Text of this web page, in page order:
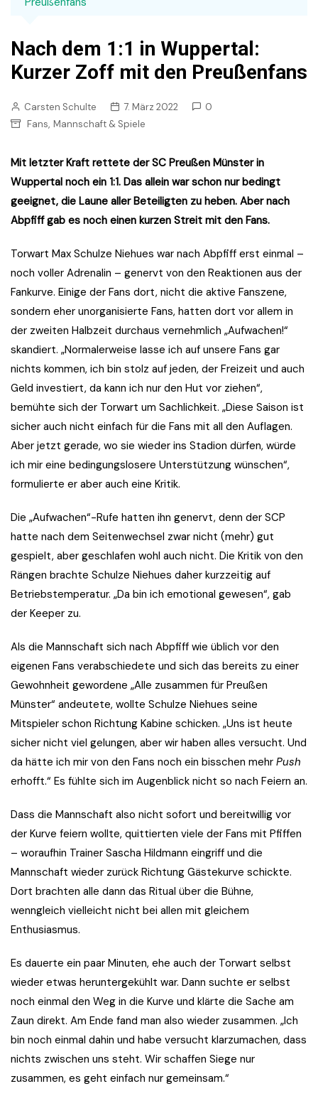
Nach dem 1:1 in Wuppertal:
Kurzer Zoff mit den Preußenfans
Carsten Schulte 7. März 2022
0
Fans, Mannschaft & Spiele
Mit letzter Kraft rettete der SC Preußen Münster in
Wuppertal noch ein 1:1. Das allein war schon nur bedingt
geeignet, die Laune aller Beteiligten zu heben. Aber nach
Abpfiff gab es noch einen kurzen Streit mit den Fans.
Torwart Max Schulze Niehues war nach Abpfiff erst einmal –
noch voller Adrenalin – genervt von den Reaktionen aus der
Fankurve. Einige der Fans dort, nicht die aktive Fanszene,
sondern eher unorganisierte Fans, hatten dort vor allem in
der zweiten Halbzeit durchaus vernehmlich „Aufwachen!“
skandiert. „Normalerweise lasse ich auf unsere Fans gar
nichts kommen, ich bin stolz auf jeden, der Freizeit und auch
Geld investiert, da kann ich nur den Hut vor ziehen“,
bemühte sich der Torwart um Sachlichkeit. „Diese Saison ist
sicher auch nicht einfach für die Fans mit all den Auflagen.
Aber jetzt gerade, wo sie wieder ins Stadion dürfen, würde
ich mir eine bedingungslosere Unterstützung wünschen“,
formulierte er aber auch eine Kritik.
Die „Aufwachen“-Rufe hatten ihn genervt, denn der SCP
hatte nach dem Seitenwechsel zwar nicht (mehr) gut
gespielt, aber geschlafen wohl auch nicht. Die Kritik von den
Rängen brachte Schulze Niehues daher kurzzeitig auf
Betriebstemperatur. „Da bin ich emotional gewesen“, gab
der Keeper zu.
Als die Mannschaft sich nach Abpfiff wie üblich vor den
eigenen Fans verabschiedete und sich das bereits zu einer
Gewohnheit gewordene „Alle zusammen für Preußen
Münster“ andeutete, wollte Schulze Niehues seine
Mitspieler schon Richtung Kabine schicken. „Uns ist heute
sicher nicht viel gelungen, aber wir haben alles versucht. Und
da hätte ich mir von den Fans noch ein bisschen mehr Push
erhofft.“ Es fühlte sich im Augenblick nicht so nach Feiern an.
Dass die Mannschaft also nicht sofort und bereitwillig vor
der Kurve feiern wollte, quittierten viele der Fans mit Pfiffen
– woraufhin Trainer Sascha Hildmann eingriff und die
Mannschaft wieder zurück Richtung Gästekurve schickte.
Dort brachten alle dann das Ritual über die Bühne,
wenngleich vielleicht nicht bei allen mit gleichem
Enthusiasmus.
Es dauerte ein paar Minuten, ehe auch der Torwart selbst
wieder etwas heruntergekühlt war. Dann suchte er selbst
noch einmal den Weg in die Kurve und klärte die Sache am
Zaun direkt. Am Ende fand man also wieder zusammen. „Ich
bin noch einmal dahin und habe versucht klarzumachen, dass
nichts zwischen uns steht. Wir schaffen Siege nur
zusammen, es geht einfach nur gemeinsam.“